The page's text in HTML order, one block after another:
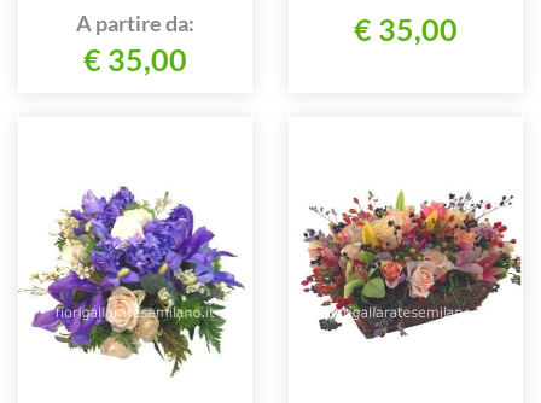
A partire da:
€ 35,00
€ 35,00